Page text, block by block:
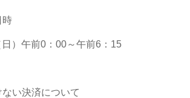
時
）午前0：00～午前6：15
い決済について